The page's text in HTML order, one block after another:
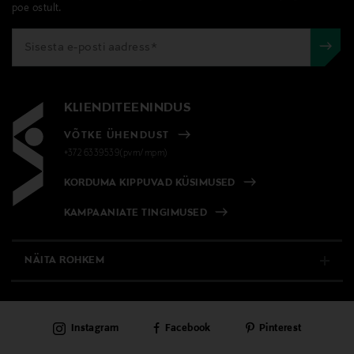
poe ostult.
KLIENDITEENINDUS
VÕTKE ÜHENDUST
+372 6339539(pvm/mpm)
KORDUMA KIPPUVAD KÜSIMUSED
KAMPAANIATE TINGIMUSED
NÄITA ROHKEM
PÜSIKLIENDITEENINDUS
Instagram Facebook Pinterest